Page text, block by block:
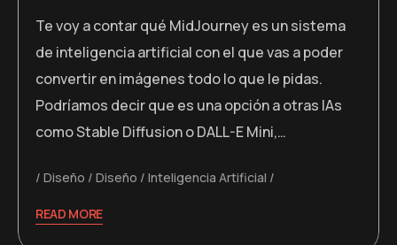
Te voy a contar qué MidJourney es un sistema
de inteligencia artificial con el que vas a poder
convertir en imágenes todo lo que le pidas.
Podríamos decir que es una opción a otras IAs
como Stable Diffusion o DALL-E Mini,…
Diseño Diseño Inteligencia Artificial
READ MORE